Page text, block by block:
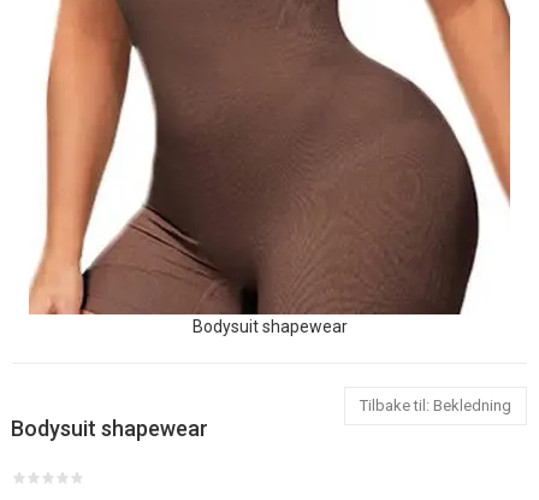
Bodysuit shapewear
Tilbake til: Bekledning
Bodysuit shapewear